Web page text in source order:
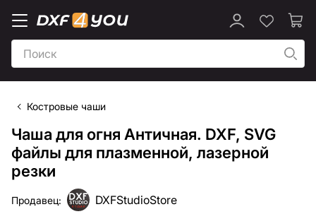
Костровые чаши
Чаша для огня Античная. DXF, SVG
файлы для плазменной, лазерной
резки
Продавец: DXFStudioStore